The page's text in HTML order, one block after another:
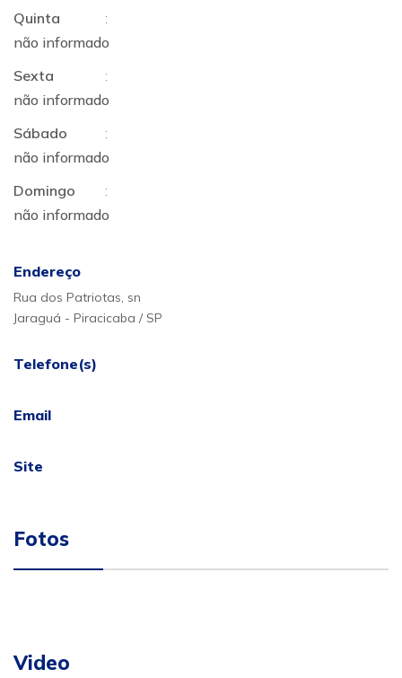
Quinta
:
não informado
Sexta
:
não informado
Sábado
:
não informado
Domingo
:
não informado
Endereço
Rua dos Patriotas, sn
Jaraguá - Piracicaba / SP
Telefone(s)
Email
Site
Fotos
Video